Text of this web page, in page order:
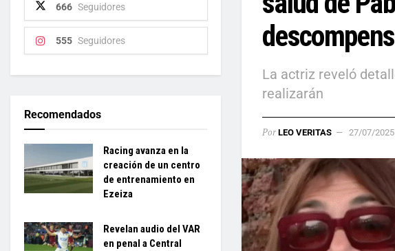
La actriz reveló
realizarán
Por LEO VERITAS 27/07/2025
666 Seguidores
555 Seguidores
Recomendados
Racing avanza en la
creación de un centro
de entrenamiento en
Ezeiza
Revelan audio del VAR
en penal a Central